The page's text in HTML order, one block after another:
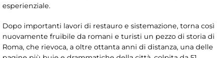
esperienziale.
Dopo importanti lavori di restauro e sistemazione, torna così
nuovamente fruibile da romani e turisti un pezzo di storia di
Roma, che rievoca, a oltre ottanta anni di distanza, una delle